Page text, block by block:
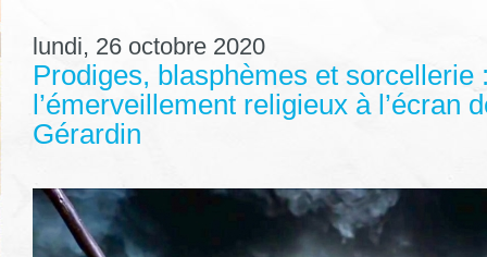
lundi, 26 octobre 2020
Prodiges, blasphèmes et sorcellerie
l’émerveillement religieux à l’écran
Gérardin